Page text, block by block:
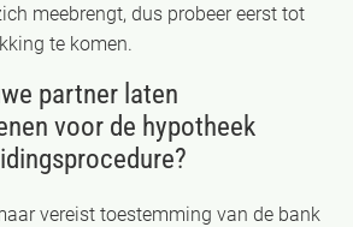
meebrengt, dus probeer eerst tot
te komen.
partner laten
voor de hypotheek
vereist toestemming van de bank